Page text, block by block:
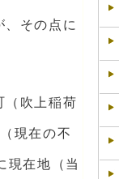
、その点に
（吹上稲荷
現在の不
現在地（当